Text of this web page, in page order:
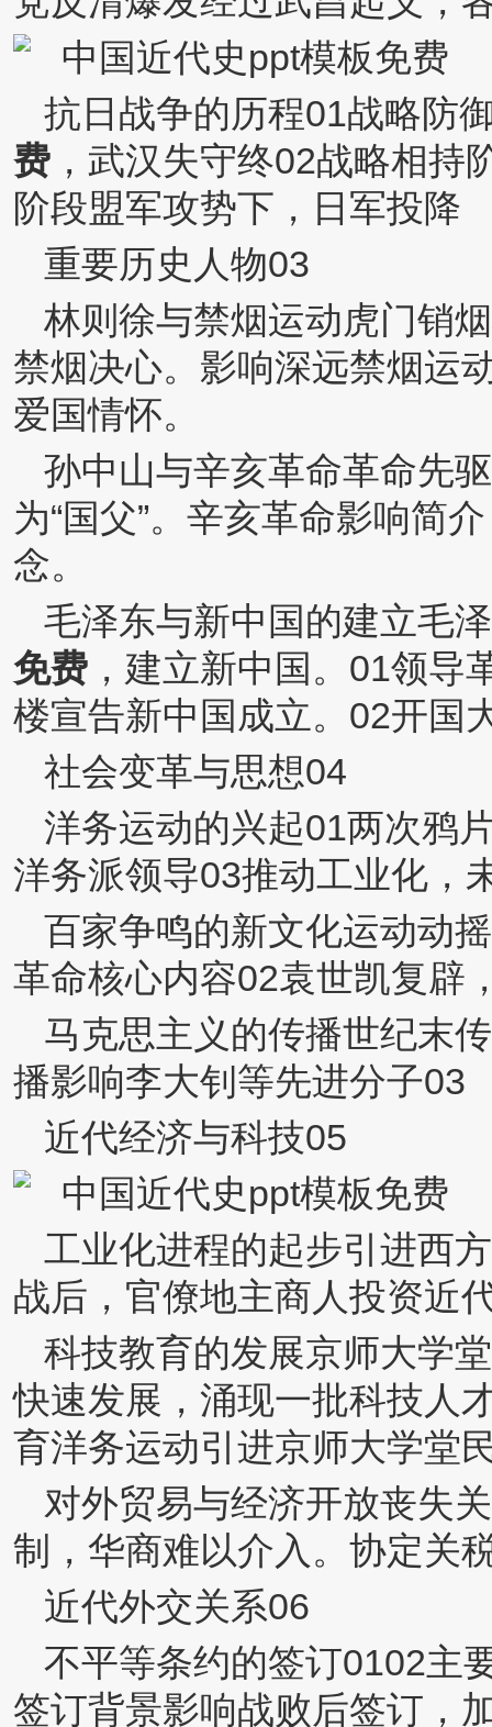
抗日战争的历程01战略防
费 ，武汉失守终02战略相
阶段盟军攻势下，日军投降
重要历史人物03
林则徐与禁烟运动虎门销
禁烟决心。影响深远禁烟运
爱国情怀。
孙中山与辛亥革命革命先
为“国父”。辛亥革命影响简
念。
毛泽东与新中国的建立毛
免费 ，建立新中国。01领
楼宣告新中国成立。02开国
社会变革与思想04
洋务运动的兴起01两次鸦
洋务派领导03推动工业化，
百家争鸣的新文化运动动
革命核心内容02袁世凯复辟
马克思主义的传播世纪末
播影响李大钊等先进分子03
近代经济与科技05
工业化进程的起步引进西
战后，官僚地主商人投资近
科技教育的发展京师大学
快速发展，涌现一批科技人
育洋务运动引进京师大学堂
对外贸易与经济开放丧失
制，华商难以介入。协定关
近代外交关系06
不平等条约的签订0102主
签订背景影响战败后签订，